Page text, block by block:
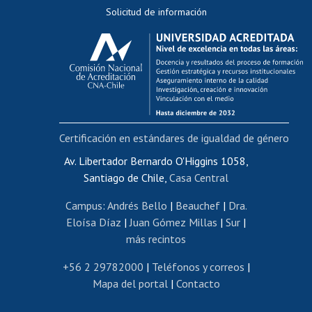
Evaluación docente
Calificación académica
Postulación al AUCAI
Funcionarias/os
Cursos internos de capacitación
Bienestar del personal
Portal de movilidad interna
Certificado de renta
Certificado de renta honorarios
Editar páginas blancas
Extranjeras/os
Revalidación y reconocimiento de títulos
Postulación al Programa de Movilidad Estudiantil
Solicitud de información
Av. Libertador Bernardo O'Higgins 1058,
Santiago de Chile, Casa Central
Campus: Andrés Bello | Beauchef| Dra.
Eloísa Díaz |Juan Gómez Millas | Sur |
más recintos
+56 2 29782000 | Teléfonos y correos |
Mapa del portal| Contacto
Certificación en estándares de igualdad de género